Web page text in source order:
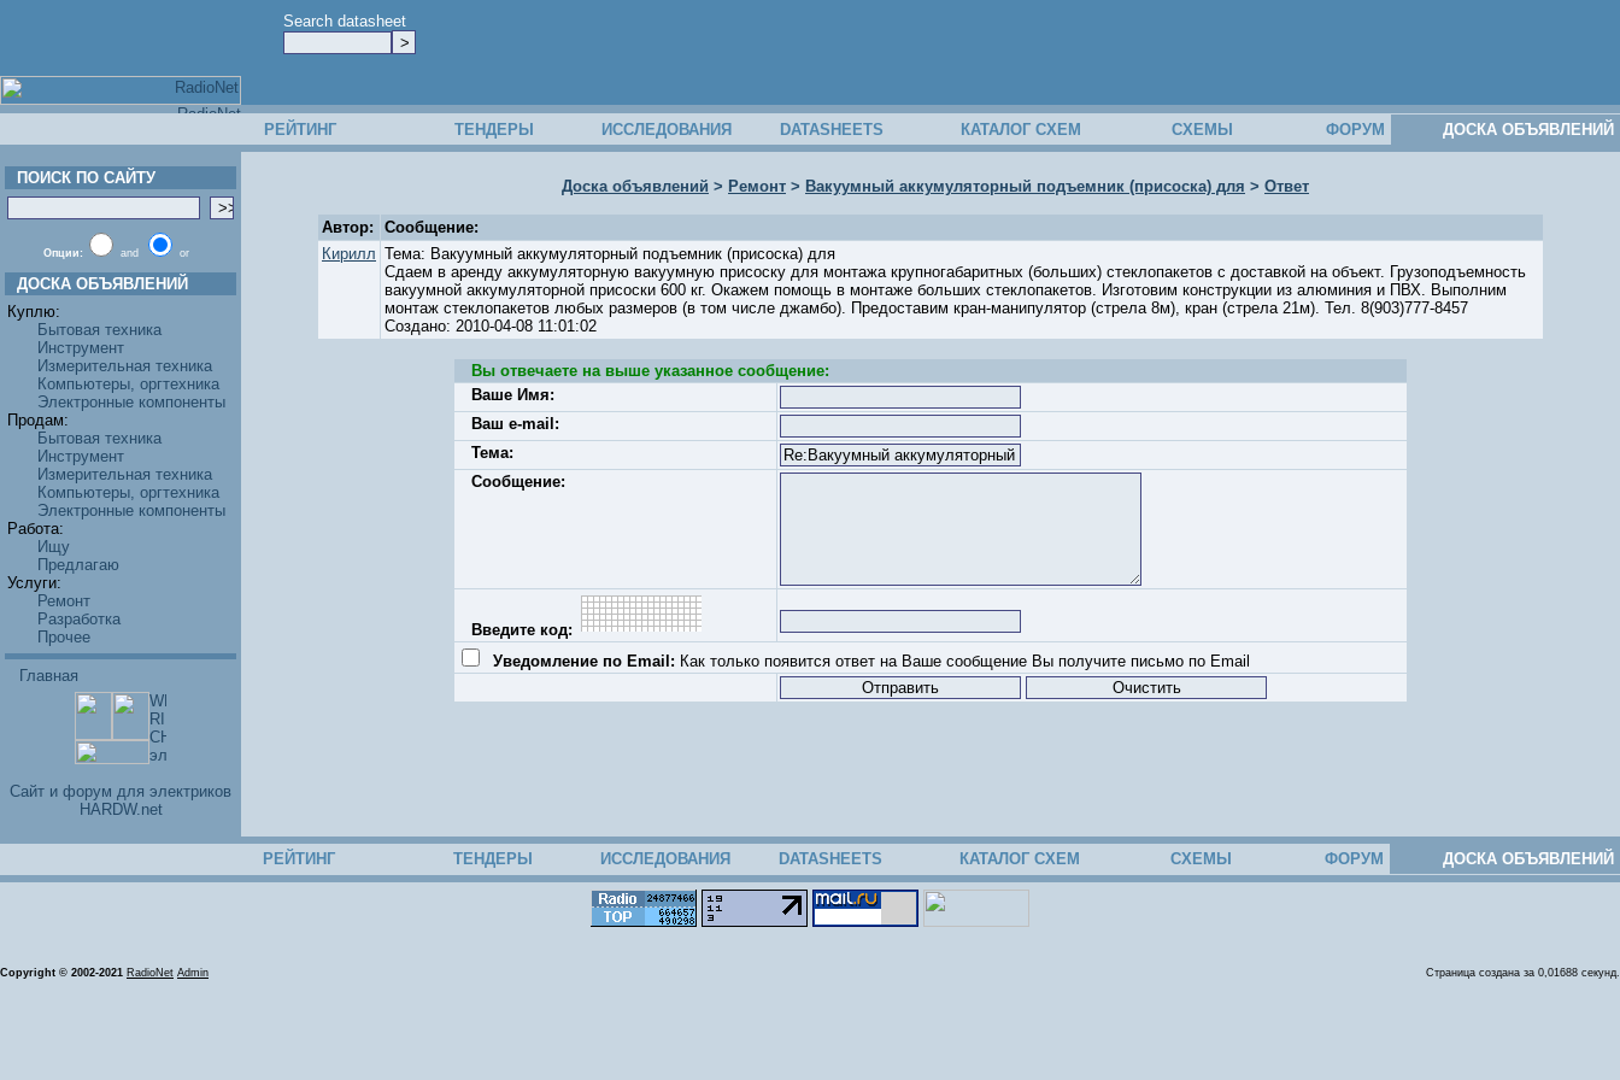
Search datasheet
РЕЙТИНГ ТЕНДЕРЫ ИССЛЕДОВАНИЯ DATASHEETS КАТАЛОГ СХЕМ СХЕМЫ ФОРУМ ДОСКА ОБЪЯВЛЕНИЙ
ПОИСК ПО САЙТУ
Опции: and or
ДОСКА ОБЪЯВЛЕНИЙ
Куплю:
Бытовая техника
Инструмент
Измерительная техника
Компьютеры, оргтехника
Электронные компоненты
Продам:
Бытовая техника
Инструмент
Измерительная техника
Компьютеры, оргтехника
Электронные компоненты
Работа:
Ищу
Предлагаю
Услуги:
Ремонт
Разработка
Прочее
Главная
Cайт и форум для электриков
HARDW.net
Доска объявлений > Ремонт > Вакуумный аккумуляторный подъемник (присоска) для > Ответ
Автор:
Сообщение:
Кирилл Тема: Вакуумный аккумуляторный подъемник (присоска) для
Сдаем в аренду аккумуляторную вакуумную присоску для монтажа крупногабаритных (больших) стеклопакетов с доставкой на объект. Грузоподъемность
вакуумной аккумуляторной присоски 600 кг. Окажем помощь в монтаже больших стеклопакетов. Изготовим конструкции из алюминия и ПВХ. Выполним
монтаж стеклопакетов любых размеров (в том числе джамбо). Предоставим кран-манипулятор (стрела 8м), кран (стрела 21м). Тел. 8(903)777-8457
Создано: 2010-04-08 11:01:02
Вы отвечаете на выше указанное сообщение:
Ваше Имя:
Ваш e-mail:
Тема:
Сообщение:
Введите код:
Уведомление по Email: Как только появится ответ на Ваше сообщение Вы получите письмо по Email
РЕЙТИНГ ТЕНДЕРЫ ИССЛЕДОВАНИЯ DATASHEETS КАТАЛОГ СХЕМ СХЕМЫ ФОРУМ ДОСКА ОБЪЯВЛЕНИЙ
Copyright © 2002-2021 RadioNet Admin Страница создана за 0,01688 секунд.